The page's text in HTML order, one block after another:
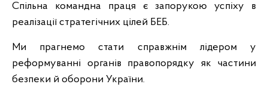
Спільна командна праця є запорукою успіху в
реалізації стратегічних цілей БЕБ.
Ми прагнемо стати справжнім лідером у
реформуванні органів правопорядку як частини
безпеки й оборони України.